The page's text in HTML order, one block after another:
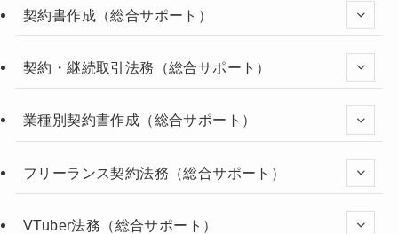
契約書作成（総合サポート）
契約・継続取引法務（総合サポート）
業種別契約書作成（総合サポート）
フリーランス契約法務（総合サポート）
VTuber法務（総合サポート）